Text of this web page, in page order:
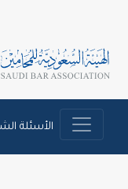
الأسئلة